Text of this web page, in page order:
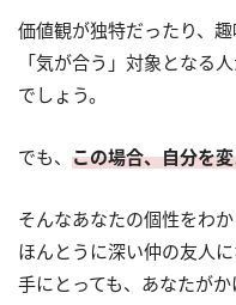
価値観が独特だったり、
「気が合う」対象となる
でしょう。
でも、 この場合、自分を
そんなあなたの個性をわ
ほんとうに深い仲の友人
手にとっても、あなたが